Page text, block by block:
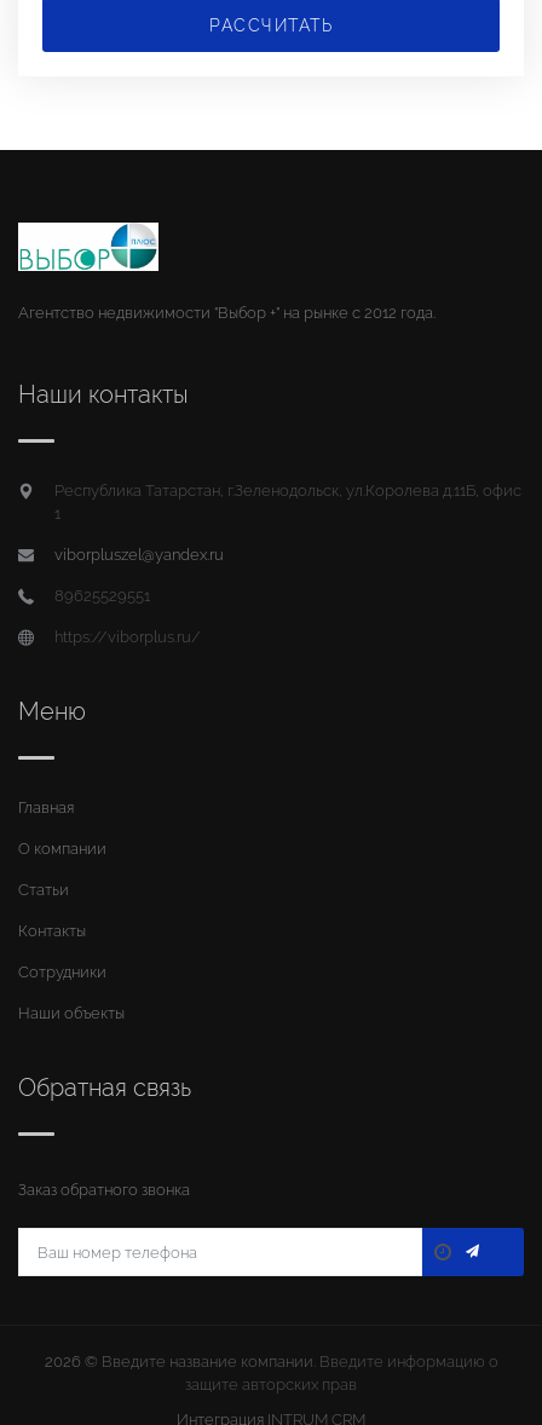
РАССЧИТАТЬ
Агентство недвижимости "Выбор +" на рынке с 2012 года.
Наши контакты
Республика Татарстан, г.Зеленодольск, ул.Королева д.11Б, офис
1
viborpluszel@yandex.ru
89625529551
https://viborplus.ru/
Меню
Главная
О компании
Статьи
Контакты
Сотрудники
Наши объекты
Обратная связь
Заказ обратного звонка
2026 © Введите название компании. Введите информацию о
защите авторских прав
Интеграция INTRUM CRM